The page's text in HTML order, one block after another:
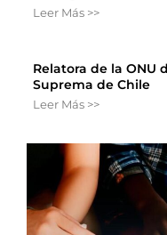
Leer Más >>
Relatora de la ONU
Suprema de Chile
Leer Más >>